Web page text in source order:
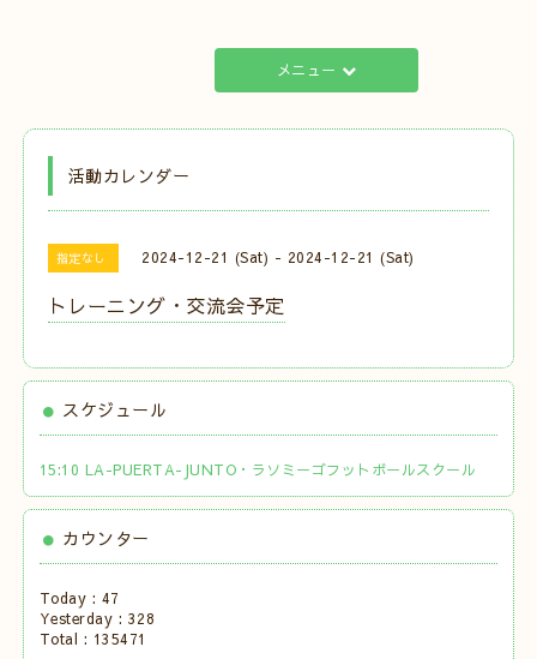
メニュー
活動カレンダー
指定なし 2024-12-21 (Sat) - 2024-12-21 (Sat)
トレーニング・交流会予定
スケジュール
15:10 LA-PUERTA-JUNTO・ラソミーゴフットボールスクール
カウンター
Today : 47
Yesterday : 328
Total : 135471